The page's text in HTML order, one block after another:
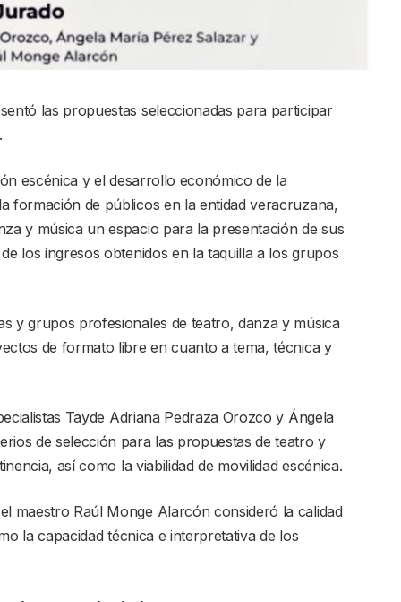
las propuestas seleccionadas para participar
escénica y el desarrollo económico de la
formación de públicos en la entidad veracruzana,
y música un espacio para la presentación de sus
los ingresos obtenidos en la taquilla a los grupos
y grupos profesionales de teatro, danza y música
de formato libre en cuanto a tema, técnica y
Tayde Adriana Pedraza Orozco y Ángela
de selección para las propuestas de teatro y
así como la viabilidad de movilidad escénica.
maestro Raúl Monge Alarcón consideró la calidad
la capacidad técnica e interpretativa de los